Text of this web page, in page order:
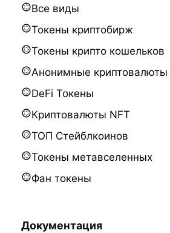
Все виды
Токены криптобирж
Токены крипто кошельков
Анонимные криптовалюты
DeFi Токены
Криптовалюты NFT
ТОП Стейблкоинов
Токены метавселенных
Фан токены
Документация